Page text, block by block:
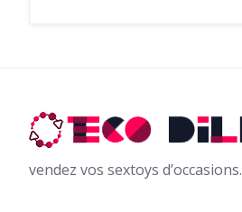
vendez vos sextoys d’occasions.